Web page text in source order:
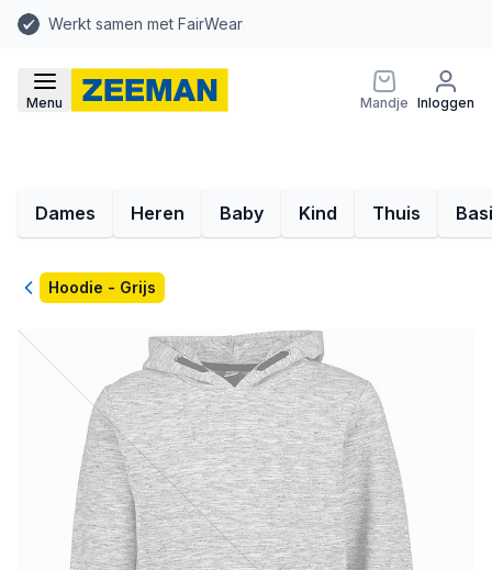
Werkt samen met FairWear
Menu Mandje Inloggen
Dames Heren Baby Kind Thuis
TerugHoodie - Grijs